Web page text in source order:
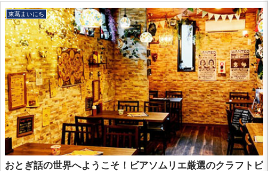
東葛まいにち
おとぎ話の世界へようこそ！ビアソムリエ厳選のクラフトビ